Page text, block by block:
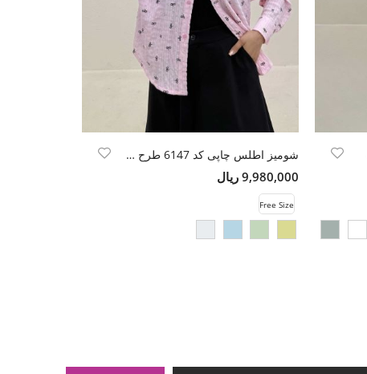
شومیز اطلس چاپی کد 6147 طرح ALO
9,980,000 ریال
Free Size